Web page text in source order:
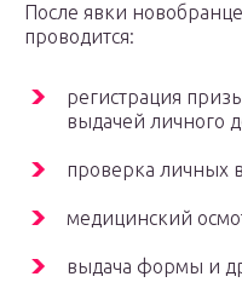
После явки
проводится:
регистрация
выдачей личного
проверка личных
медицинский
выдача формы и